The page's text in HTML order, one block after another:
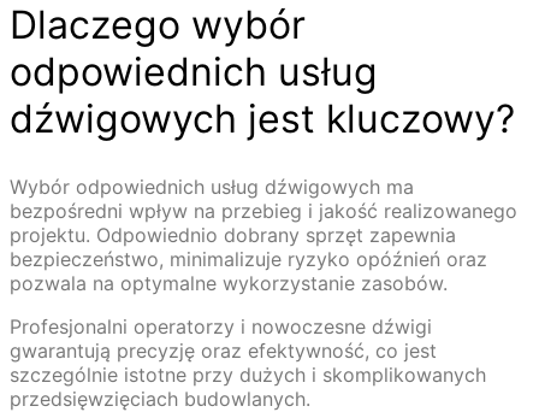
Dlaczego wybór
odpowiednich usług
dźwigowych jest kluczowy?
Wybór odpowiednich usług dźwigowych ma
bezpośredni wpływ na przebieg i jakość realizowanego
projektu. Odpowiednio dobrany sprzęt zapewnia
bezpieczeństwo, minimalizuje ryzyko opóźnień oraz
pozwala na optymalne wykorzystanie zasobów.
Profesjonalni operatorzy i nowoczesne dźwigi
gwarantują precyzję oraz efektywność, co jest
szczególnie istotne przy dużych i skomplikowanych
przedsięwzięciach budowlanych.